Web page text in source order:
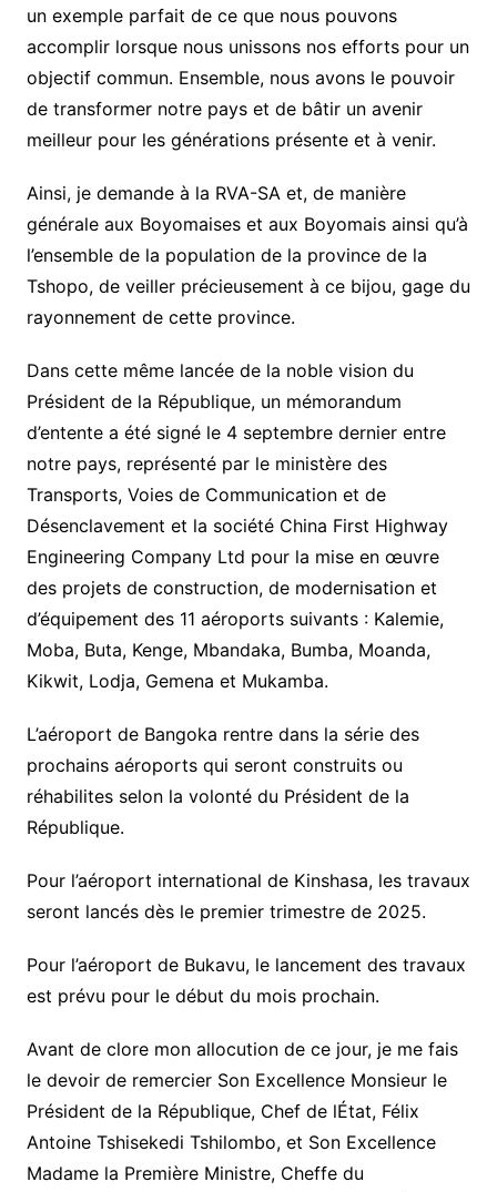
un exemple parfait de ce que nous pouvons
accomplir lorsque nous unissons nos efforts pour un
objectif commun. Ensemble, nous avons le pouvoir
de transformer notre pays et de bâtir un avenir
meilleur pour les générations présente et à venir.
Ainsi, je demande à la RVA-SA et, de manière
générale aux Boyomaises et aux Boyomais ainsi qu’à
l’ensemble de la population de la province de la
Tshopo, de veiller précieusement à ce bijou, gage du
rayonnement de cette province.
Dans cette même lancée de la noble vision du
Président de la République, un mémorandum
d’entente a été signé le 4 septembre dernier entre
notre pays, représenté par le ministère des
Transports, Voies de Communication et de
Désenclavement et la société China First Highway
Engineering Company Ltd pour la mise en œuvre
des projets de construction, de modernisation et
d’équipement des 11 aéroports suivants : Kalemie,
Moba, Buta, Kenge, Mbandaka, Bumba, Moanda,
Kikwit, Lodja, Gemena et Mukamba.
L’aéroport de Bangoka rentre dans la série des
prochains aéroports qui seront construits ou
réhabilites selon la volonté du Président de la
République.
Pour l’aéroport international de Kinshasa, les travaux
seront lancés dès le premier trimestre de 2025.
Pour l’aéroport de Bukavu, le lancement des travaux
est prévu pour le début du mois prochain.
Avant de clore mon allocution de ce jour, je me fais
le devoir de remercier Son Excellence Monsieur le
Président de la République, Chef de lÉtat, Félix
Antoine Tshisekedi Tshilombo, et Son Excellence
Madame la Première Ministre, Cheffe du